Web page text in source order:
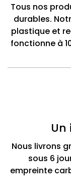
Tous nos
durables.
plastique et
fonctionne à
Nous livrons
sous 6
empreinte